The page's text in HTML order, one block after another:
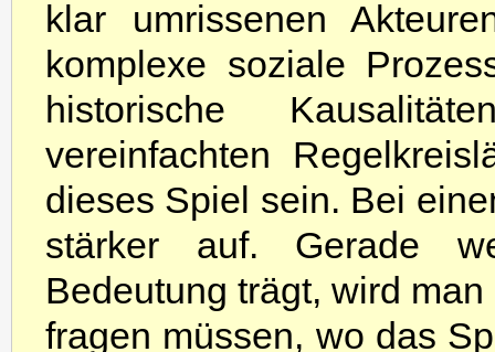
klar umrissenen
komplexe soziale
historische
vereinfachten
dieses Spiel sein. Bei
stärker auf. Gerade
Bedeutung trägt, wird
fragen müssen, wo das